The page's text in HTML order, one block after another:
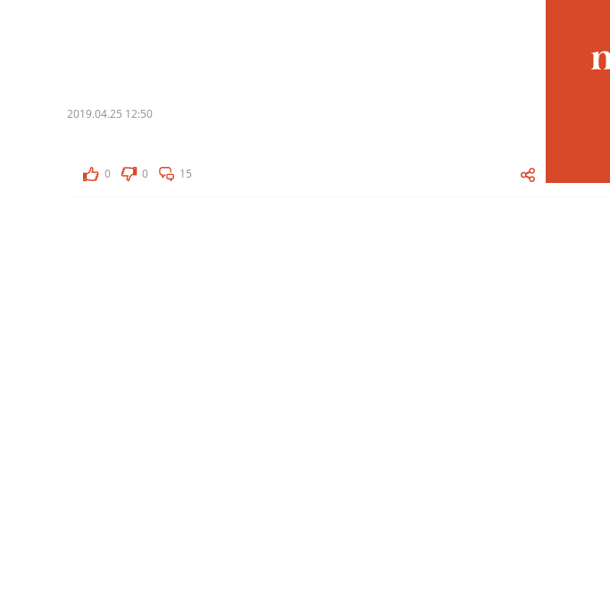
2019.04.25 12:50
0 0 15